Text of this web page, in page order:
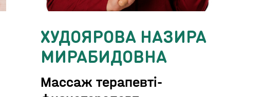
ХУДОЯРОВА НАЗИРА
МИРАБИДОВНА
Массаж терапевті-